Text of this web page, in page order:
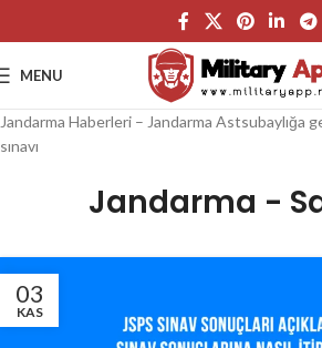
MENU
Jandarma Haberleri – Jandarma Astsubaylığa
sınavı
Jandarma -
03
KAS